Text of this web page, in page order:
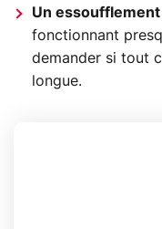
Un
fonctionnant
demander si tout
longue.